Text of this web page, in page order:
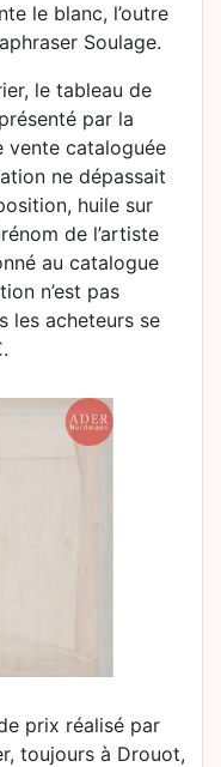
le blanc, l’outre
Soulage.
le tableau de
par la
vente cataloguée
ne dépassait
huile sur
de l’artiste
au catalogue
n’est pas
les acheteurs se
prix réalisé par
toujours à Drouot,